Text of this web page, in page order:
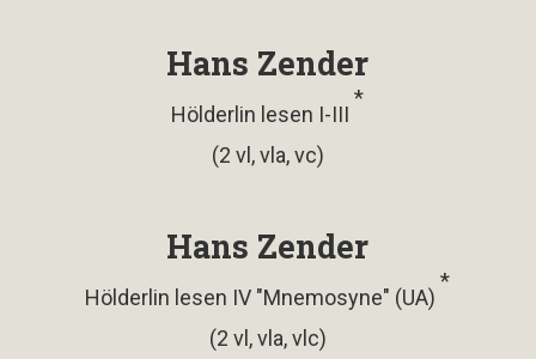
Hans Zender
Hölderlin lesen I-III
*
(2 vl, vla, vc)
Hans Zender
Hölderlin lesen IV "Mnemosyne" (UA)
*
(2 vl, vla, vlc)